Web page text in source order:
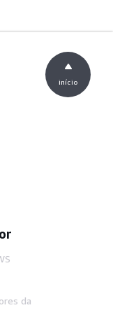
da
início